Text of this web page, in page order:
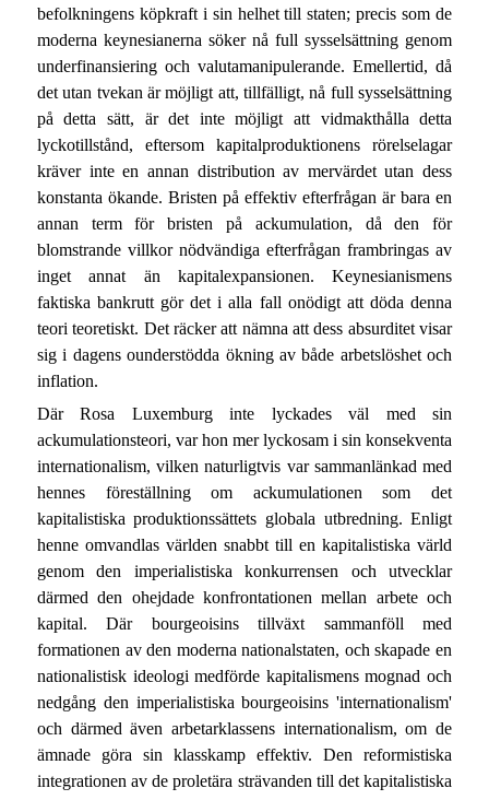
befolkningens köpkraft i sin helhet till staten; precis som de
moderna keynesianerna söker nå full sysselsättning genom
underfinansiering och valutamanipulerande. Emellertid, då
det utan tvekan är möjligt att, tillfälligt, nå full sysselsättning
på detta sätt, är det inte möjligt att vidmakthålla detta
lyckotillstånd, eftersom kapitalproduktionens rörelselagar
kräver inte en annan distribution av mervärdet utan dess
konstanta ökande. Bristen på effektiv efterfrågan är bara en
annan term för bristen på ackumulation, då den för
blomstrande villkor nödvändiga efterfrågan frambringas av
inget annat än kapitalexpansionen. Keynesianismens
faktiska bankrutt gör det i alla fall onödigt att döda denna
teori teoretiskt. Det räcker att nämna att dess absurditet visar
sig i dagens ounderstödda ökning av både arbetslöshet och
inflation.
Där Rosa Luxemburg inte lyckades väl med sin
ackumulationsteori, var hon mer lyckosam i sin konsekventa
internationalism, vilken naturligtvis var sammanlänkad med
hennes föreställning om ackumulationen som det
kapitalistiska produktionssättets globala utbredning. Enligt
henne omvandlas världen snabbt till en kapitalistiska värld
genom den imperialistiska konkurrensen och utvecklar
därmed den ohejdade konfrontationen mellan arbete och
kapital. Där bourgeoisins tillväxt sammanföll med
formationen av den moderna nationalstaten, och skapade en
nationalistisk ideologi medförde kapitalismens mognad och
nedgång den imperialistiska bourgeoisins 'internationalism'
och därmed även arbetarklassens internationalism, om de
ämnade göra sin klasskamp effektiv. Den reformistiska
integrationen av de proletära strävanden till det kapitalistiska